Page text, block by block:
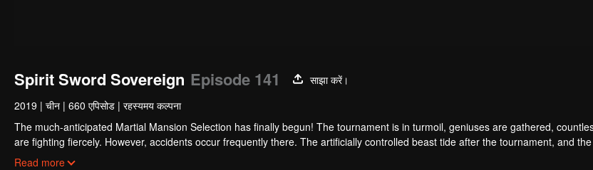
Spirit Sword Sovereign Episode 141
साझा करें।
2019 | चीन | 660 एपिसोड | रहस्यमय कल्पना
The much-anticipated Martial Mansion Selection has finally begun! The tournament is in turmoil, geniuses are gathered,
are fighting fiercely. However, accidents occur frequently there. The artificially controlled beast tide after the tournament, and
the strongest people that ensue, all reveal the mysterious and huge assassination sect, the Heavenly Evolution Sect. Let's see
Read more